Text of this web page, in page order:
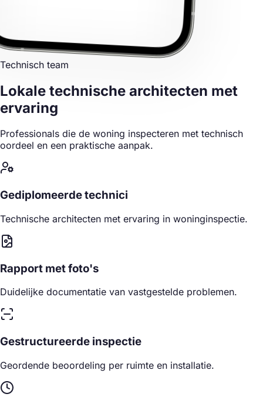
Technisch team
Lokale technische architecten met
ervaring
Professionals die de woning inspecteren met technisch
oordeel en een praktische aanpak.
Gediplomeerde technici
Technische architecten met ervaring in woninginspectie.
Rapport met foto's
Duidelijke documentatie van vastgestelde problemen.
Gestructureerde inspectie
Geordende beoordeling per ruimte en installatie.